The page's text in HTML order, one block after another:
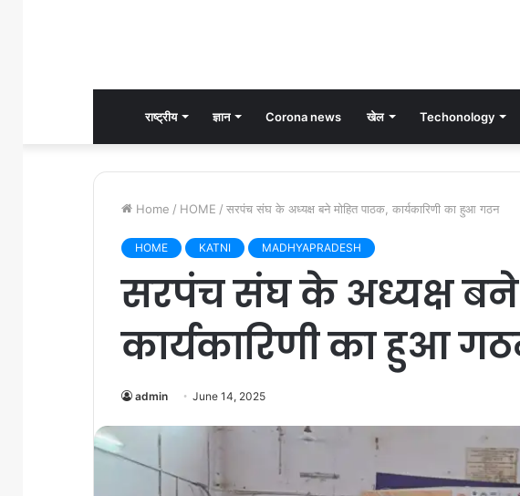
राष्ट्रीय ज्ञान Corona news खेल Techonology
Home / HOME / सरपंच संघ के अध्यक्ष बने मोहित पाठक, कार्यकारिणी का हुआ गठन
HOME KATNI MADHYAPRADESH
सरपंच संघ के अध्यक्ष बने
कार्यकारिणी का हुआ
admin June 14, 2025